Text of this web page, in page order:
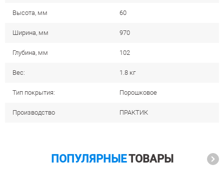
Высота, мм 60
Ширина, мм 970
Глубина, мм 102
Вес: 1.8 кг
Тип покрытия: Порошковое
Производство ПРАКТИК
ПОПУЛЯРНЫЕТОВАРЫ